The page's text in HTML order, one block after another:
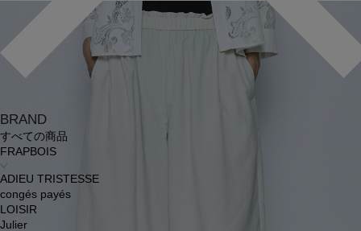
BRAND
すべての商品
FRAPBOIS
ADIEU TRISTESSE
congés payés
LOISIR
Julier